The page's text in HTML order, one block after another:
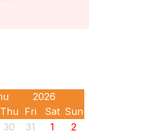
Thu Fri Sat Sun
30 31 1
2